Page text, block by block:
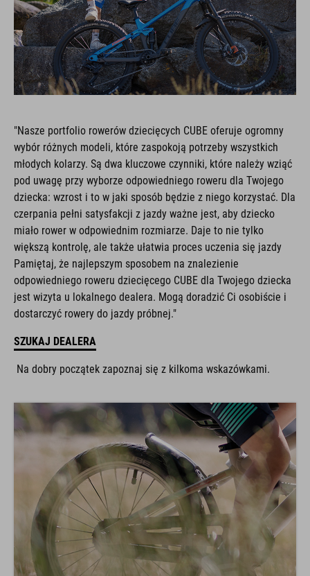
"Nasze portfolio rowerów dziecięcych CUBE oferuje ogromny
wybór różnych modeli, które zaspokoją potrzeby wszystkich
młodych kolarzy. Są dwa kluczowe czynniki, które należy wziąć
pod uwagę przy wyborze odpowiedniego roweru dla Twojego
dziecka: wzrost i to w jaki sposób będzie z niego korzystać. Dla
czerpania pełni satysfakcji z jazdy ważne jest, aby dziecko
miało rower w odpowiednim rozmiarze. Daje to nie tylko
większą kontrolę, ale także ułatwia proces uczenia się jazdy
Pamiętaj, że najlepszym sposobem na znalezienie
odpowiedniego roweru dziecięcego CUBE dla Twojego dziecka
jest wizyta u lokalnego dealera. Mogą doradzić Ci osobiście i
dostarczyć rowery do jazdy próbnej."
SZUKAJ DEALERA
Na dobry początek zapoznaj się z kilkoma wskazówkami.